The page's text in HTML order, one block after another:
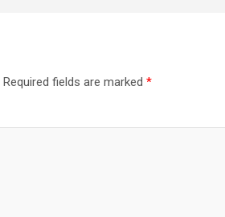
Required fields are marked *